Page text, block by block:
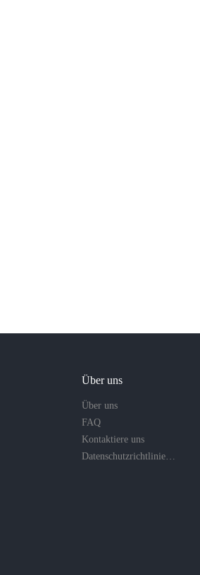
Über uns
Über uns
FAQ
Kontaktiere uns